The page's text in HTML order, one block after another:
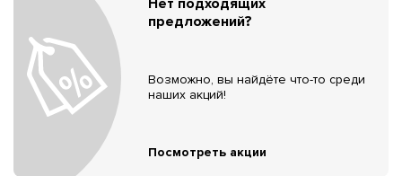
предложений?
Возможно, вы найдёте что-то среди
наших акций!
Посмотреть акции